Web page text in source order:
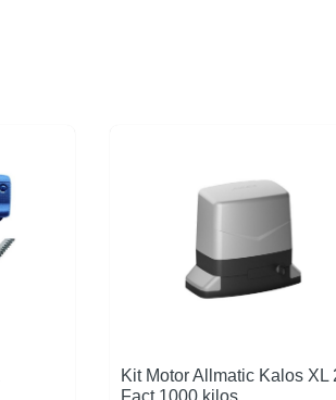
Kit Motor Allmatic Kalos XL
Fact 1000 kilos